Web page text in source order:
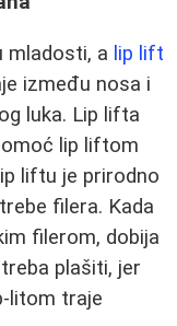
mladosti, a lip lift
između nosa i
luka. Lip lifta
lip liftom
liftu je prirodno
filera. Kada
filerom, dobija
plašiti, jer
litom traje